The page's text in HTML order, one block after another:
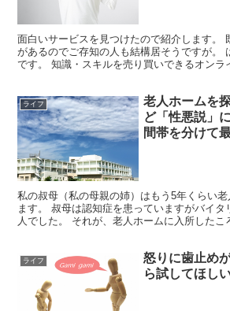
面白いサービスを見つけたので紹介します。
があるのでご存知の人も結構居そうですが。
です。 知識・スキルを売り買いできるオンラ
ライフ
老人ホームを
ど「性悪説」
間帯を分けて
私の叔母（私の母親の姉）はもう5年くらい
ます。 叔母は認知症を患っていますがバイタ
人でした。 それが、老人ホームに入所したこ
ライフ
怒りに歯止め
ら試してほし